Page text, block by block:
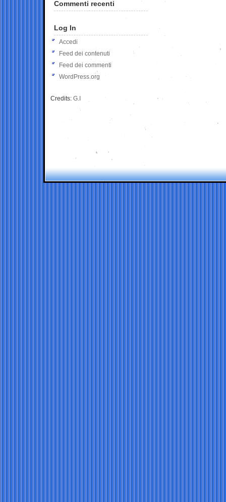
Commenti recenti
Log In
Accedi
Feed dei contenuti
Feed dei commenti
WordPress.org
Credits: G.I